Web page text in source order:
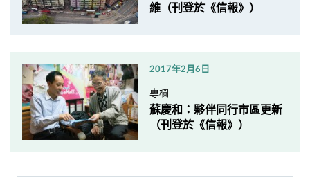
維（刊登於《信報》）
2017年2月6日
專欄
蘇慶和：夥伴同行市區更新
（刊登於《信報》）